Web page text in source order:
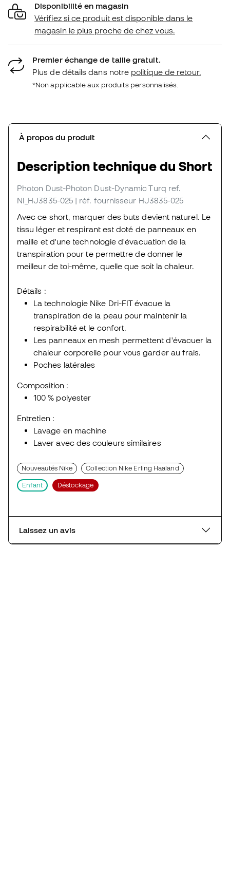
Disponibilité en magasin
Vérifiez si ce produit est disponible dans le
magasin le plus proche de chez vous.
Premier échange de taille gratuit.
Plus de détails dans notre politique de retour.
*Non applicable aux produits personnalisés.
À propos du produit
Description technique du Short
Photon Dust-Photon Dust-Dynamic Turq ref.
NI_HJ3835-025 | réf. fournisseur HJ3835-025
Avec ce short, marquer des buts devient naturel. Le
tissu léger et respirant est doté de panneaux en
maille et d'une technologie d'évacuation de la
transpiration pour te permettre de donner le
meilleur de toi-même, quelle que soit la chaleur.
Détails :
La technologie Nike Dri-FIT évacue la
transpiration de la peau pour maintenir la
respirabilité et le confort.
Les panneaux en mesh permettent d'évacuer la
chaleur corporelle pour vous garder au frais.
Poches latérales
Composition :
100 % polyester
Entretien :
Lavage en machine
Laver avec des couleurs similaires
Nouveautés Nike Collection Nike Erling Haaland
Enfant Déstockage
Laissez un avis